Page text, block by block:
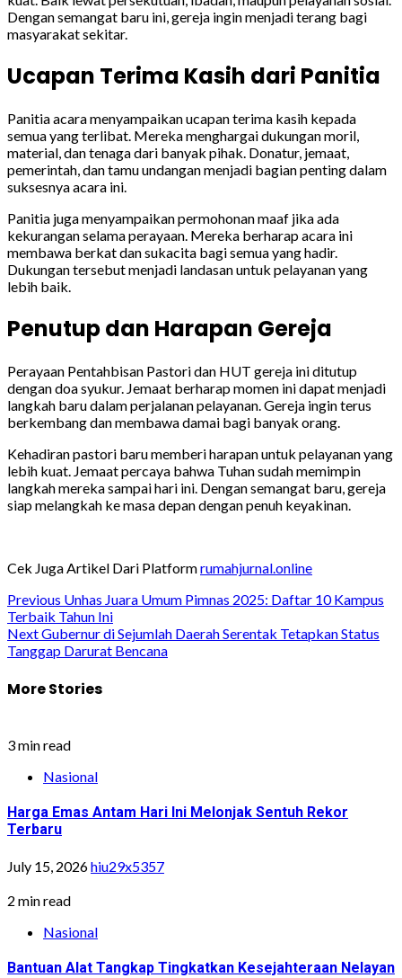
Dengan semangat baru ini, gereja ingin menjadi terang bagi
masyarakat sekitar.
Ucapan Terima Kasih dari Panitia
Panitia acara menyampaikan ucapan terima kasih kepada
semua yang terlibat. Mereka menghargai dukungan moril,
material, dan tenaga dari banyak pihak. Donatur, jemaat,
pemerintah, dan tamu undangan menjadi bagian penting dalam
suksesnya acara ini.
Panitia juga menyampaikan permohonan maaf jika ada
kekurangan selama perayaan. Mereka berharap acara ini
membawa berkat dan sukacita bagi semua yang hadir.
Dukungan tersebut menjadi landasan untuk pelayanan yang
lebih baik.
Penutup dan Harapan Gereja
Perayaan Pentahbisan Pastori dan HUT gereja ini ditutup
dengan doa syukur. Jemaat berharap momen ini dapat menjadi
langkah baru dalam perjalanan pelayanan. Gereja ingin terus
berkembang dan membawa damai bagi banyak orang.
Kehadiran pastori baru memberi harapan untuk pelayanan yang
lebih kuat. Jemaat percaya bahwa Tuhan sudah memimpin
langkah mereka sampai hari ini. Dengan semangat baru, gereja
siap melangkah ke masa depan dengan penuh keyakinan.
Cek Juga Artikel Dari Platformrumahjurnal.online
Post
navigation
Previous Unhas Juara Umum Pimnas 2025: Daftar 10 Kampus
Terbaik Tahun Ini
NextGubernur di Sejumlah Daerah Serentak Tetapkan Status
Tanggap Darurat Bencana
More Stories
3 min read
Nasional
Harga Emas Antam Hari Ini Melonjak Sentuh Rekor
Terbaru
July 15, 2026hiu29x5357
2 min read
Nasional
Bantuan Alat Tangkap Tingkatkan Kesejahteraan Nelayan